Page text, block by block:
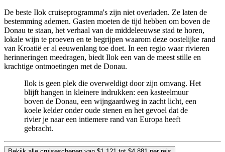
De beste Ilok cruiseprogramma's zijn niet overladen. Ze laten de
bestemming ademen. Gasten moeten de tijd hebben om boven de
Donau te staan, het verhaal van de middeleeuwse stad te horen,
lokale wijn te proeven en te begrijpen waarom deze oostelijke rand
van Kroatië er al eeuwenlang toe doet. In een regio waar rivieren
herinneringen meedragen, biedt Ilok een van de meest stille en
krachtige ontmoetingen met de Donau.
Ilok is geen plek die overweldigt door zijn omvang. Het
blijft hangen in kleinere indrukken: een kasteelmuur
boven de Donau, een wijngaardweg in zacht licht, een
koele kelder onder oude stenen en het gevoel dat de
rivier je naar een intiemere rand van Europa heeft
gebracht.